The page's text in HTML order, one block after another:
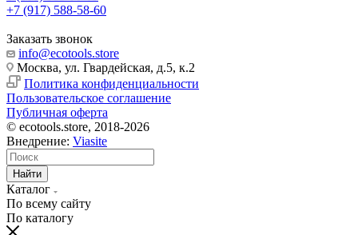
+7 (917) 588-58-60
Заказать звонок
info@ecotools.store
Москва, ул. Гвардейская, д.5, к.2
Политика конфиденциальности
Пользовательское соглашение
Публичная оферта
© ecotools.store, 2018-2026
Внедрение: Viasite
Найти
Каталог
По всему сайту
По каталогу